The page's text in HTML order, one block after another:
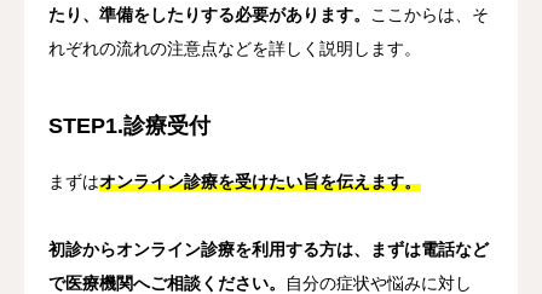
たり、準備をしたりする必要があります。
ここからは、そ
れぞれの流れの注意点などを詳しく説明します。
STEP1.診療受付
まずはオンライン診療を受けたい旨を伝えます。
初診からオンライン診療を利用する方は、まずは電話など
で医療機関へご相談ください。
自分の症状や悩みに対し